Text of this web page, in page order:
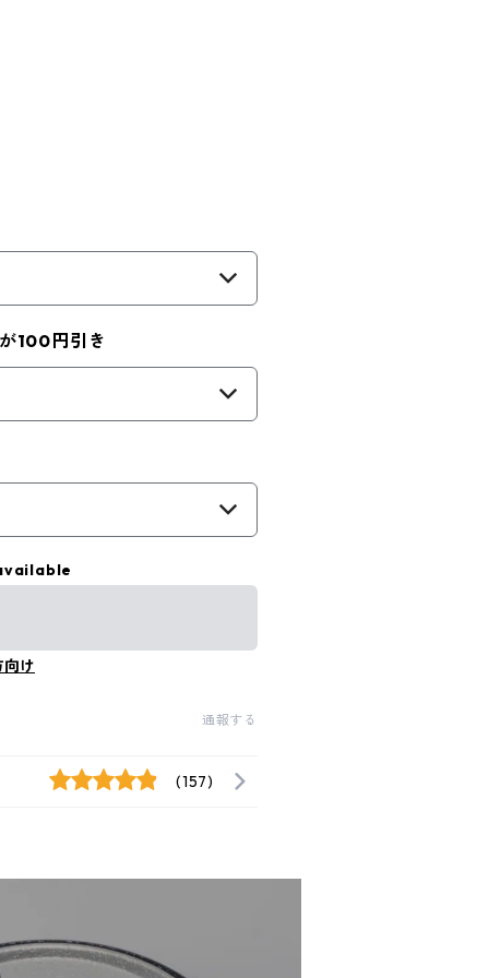
100円引き
向け
通報する
(157)